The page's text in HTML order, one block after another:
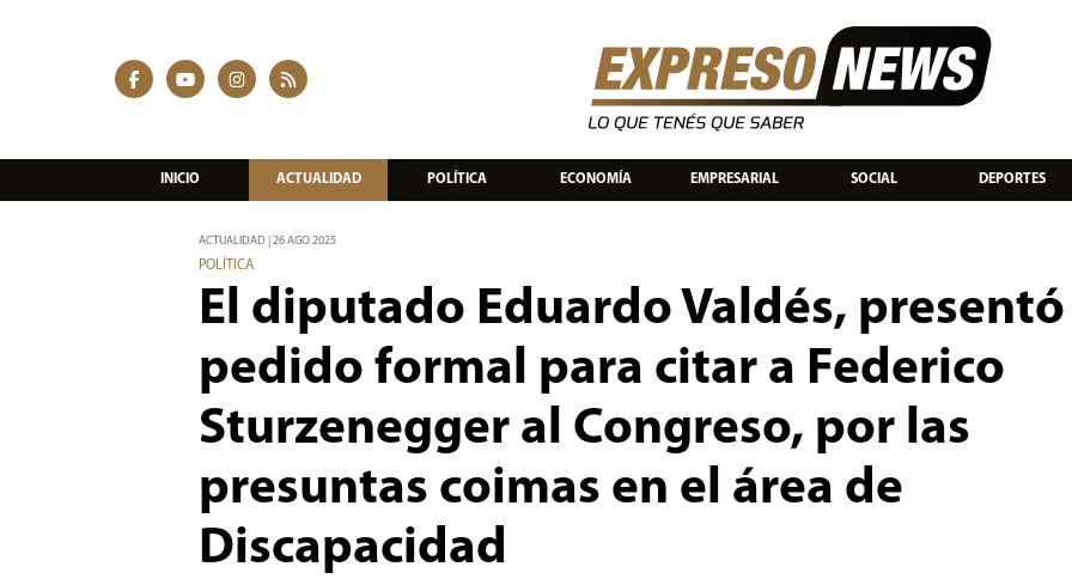
INICIO ACTUALIDAD POLÍTICA ECONOMÍA EMPRESARIAL SOCIAL DEPORTES
ACTUALIDAD | 26 AGO 2025
POLÍTICA
El diputado Eduardo Valdés,
pedido formal para citar a Federico
Sturzenegger al Congreso, por las
presuntas coimas en el área de
Discapacidad